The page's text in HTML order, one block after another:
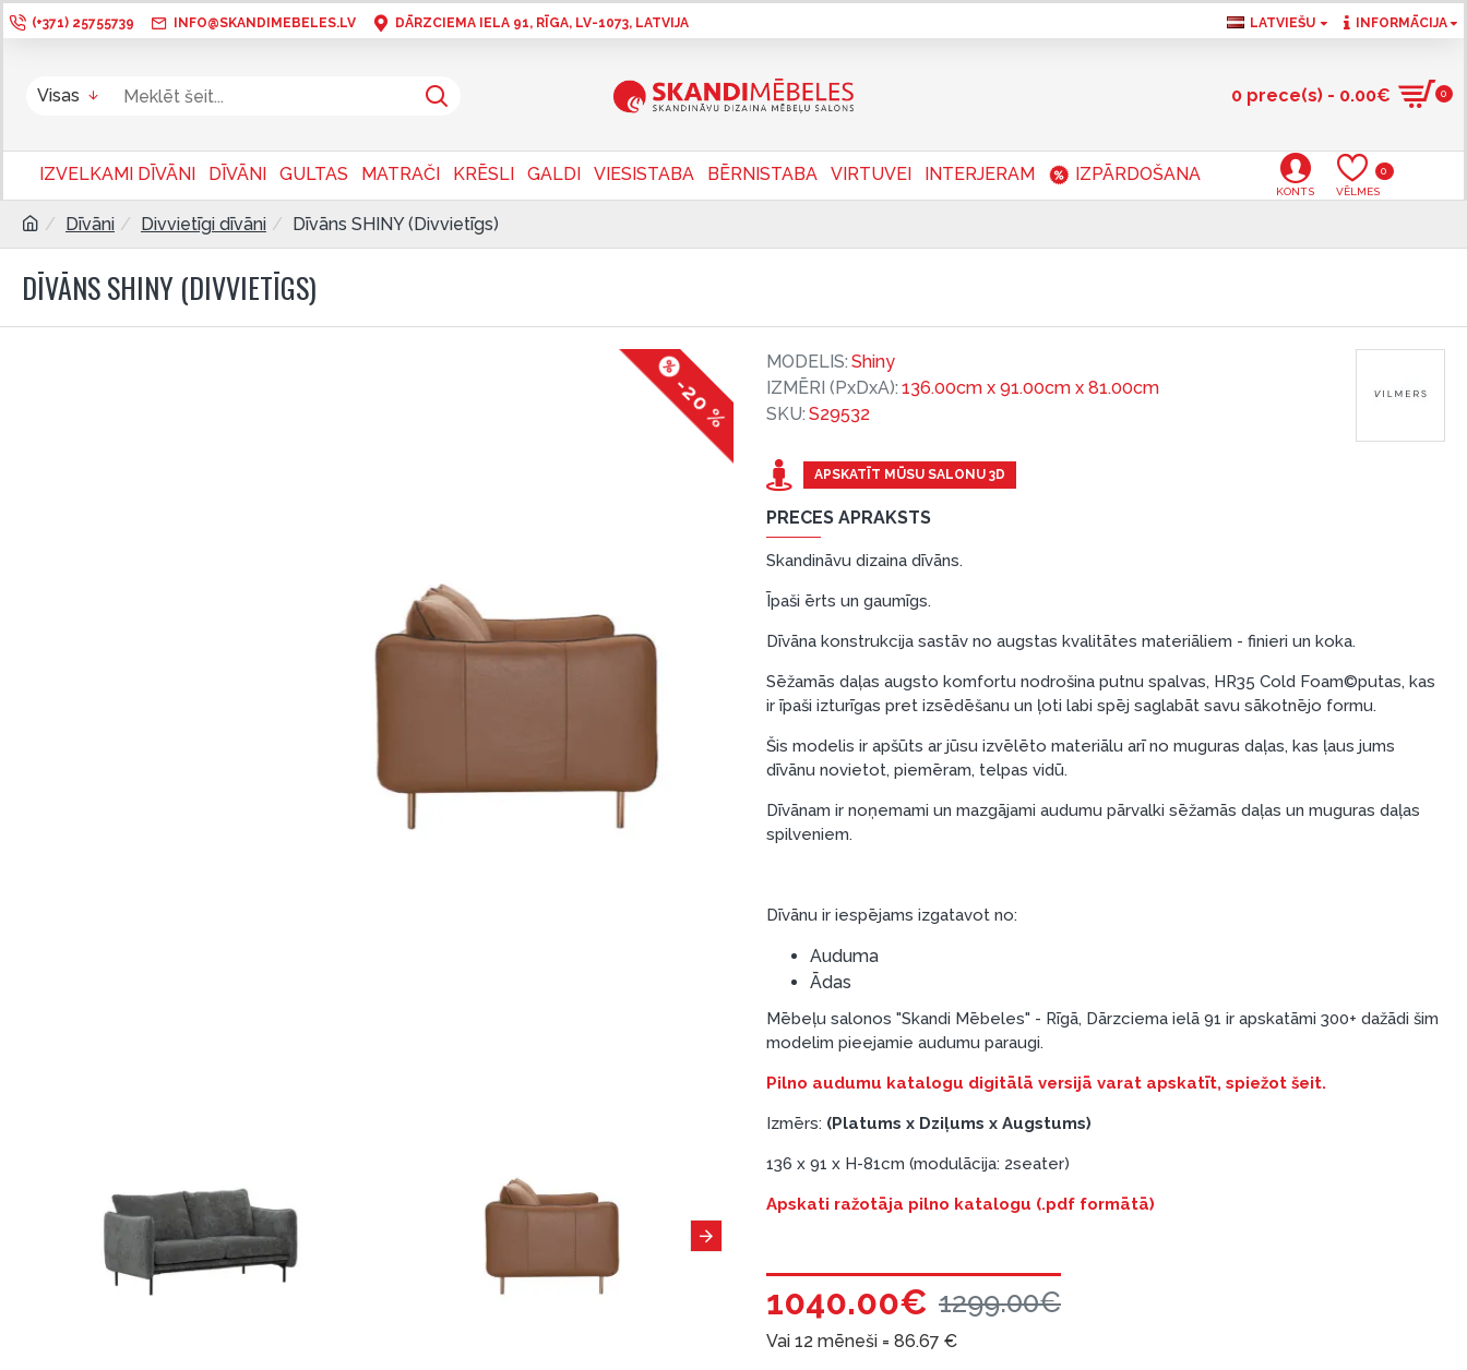
(+371) 25755739 INFO@SKANDIMEBELES.LV DĀRZCIEMA IELA 91, RĪGA, LV-1073, LATVIJA LATVIEŠU INFORMĀCIJA
Visas 0 prece(s) - 0.00€ 0
IZVELKAMI DĪVĀNI DĪVĀNI GULTAS MATRAČI KRĒSLI GALDI VIESISTABA BĒRNISTABA VIRTUVEI INTERJERAM IZPĀRDOŠANA
KONTS VĒLMES
0
Dīvāni Divvietīgi dīvāni Dīvāns SHINY (Divvietīgs)
DĪVĀNS SHINY (DIVVIETĪGS)
-20 %
APSKATĪT MŪSU SALONU 3D
PRECES APRAKSTS
Skandināvu dizaina dīvāns.
Īpaši ērts un gaumīgs.
Dīvāna konstrukcija sastāv no augstas kvalitātes materiāliem - finieri un koka.
Sēžamās daļas augsto komfortu nodrošina putnu spalvas, HR35 Cold Foam©putas, kas
ir īpaši izturīgas pret izsēdēšanu un ļoti labi spēj saglabāt savu sākotnējo formu.
Šis modelis ir apšūts ar jūsu izvēlēto materiālu arī no muguras daļas, kas ļaus jums
dīvānu novietot, piemēram, telpas vidū.
Dīvānam ir noņemami un mazgājami audumu pārvalki sēžamās daļas un muguras daļas
spilveniem.
Dīvānu ir iespējams izgatavot no:
Auduma
Ādas
Mēbeļu salonos "Skandi Mēbeles" - Rīgā, Dārzciema ielā 91 ir apskatāmi 300+ dažādi šim
modelim pieejamie audumu paraugi.
Pilno audumu katalogu digitālā versijā varat apskatīt, spiežot šeit.
Izmērs: (Platums x Dziļums x Augstums)
136 x 91 x H-81cm (modulācija: 2seater)
Apskati ražotāja pilno katalogu (.pdf formātā)
MODELIS: Shiny
IZMĒRI (PxDxA): 136.00cm x 91.00cm x 81.00cm
SKU: S29532
1040.00€ 1299.00€
Vai 12 mēneši = 86.67 €